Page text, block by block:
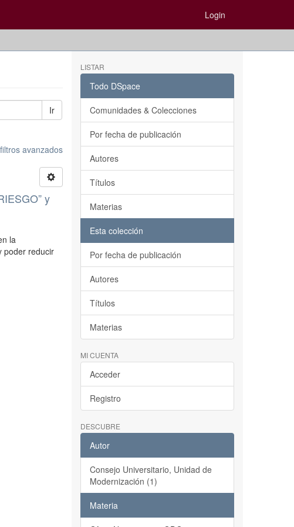
Login
Ir
avanzados
y
la
poder reducir
LISTAR
Todo DSpace
Comunidades & Colecciones
Por fecha de publicación
Autores
Títulos
Materias
Esta colección
Por fecha de publicación
Autores
Títulos
Materias
MI CUENTA
Acceder
Registro
DESCUBRE
Autor
Consejo Universitario, Unidad de
Modernización (1)
Materia